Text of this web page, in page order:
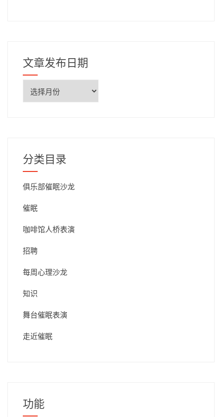
文章发布日期
期
分类目录
俱乐部催眠沙龙
催眠
咖啡馆人桥表演
招聘
每周心理沙龙
知识
舞台催眠表演
走近催眠
功能